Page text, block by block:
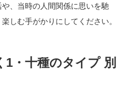
、当時の人間関係に思いを馳
しむ手がかりにしてください。
1・十種のタイプ 別